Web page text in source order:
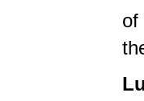
of